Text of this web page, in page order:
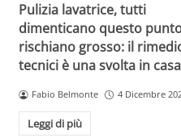
Pulizia lavatrice, tutti
dimenticano questo
rischiano grosso: il
tecnici è una svolta in casa
Fabio Belmonte 4 Dicembre
Leggi di più